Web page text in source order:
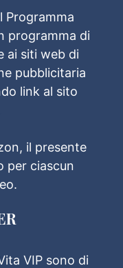
Programma
programma di
ai siti web di
pubblicitaria
link al sito
il presente
per ciascun
VIP sono di